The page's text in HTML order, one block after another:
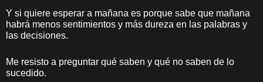
Y si quiere esperar a mañana es porque sabe que mañana
habrá menos sentimientos y más dureza en las palabras y
las decisiones.
Me resisto a preguntar qué saben y qué no saben de lo
sucedido.